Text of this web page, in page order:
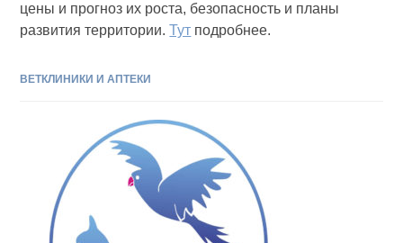
цены и прогноз их роста, безопасность и планы
развития территории.Тут подробнее.
ВЕТКЛИНИКИ И АПТЕКИ